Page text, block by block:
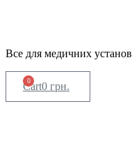
Все для медичних установ
0 грн.
0
Cart